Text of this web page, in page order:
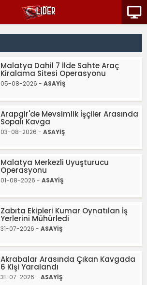
Malatya Dahil 7 İlde Sahte Araç
Kiralama Sitesi Operasyonu
05-08-2026 - ASAYİŞ
Arapgir'de Mevsimlik İşçiler Arasında
Sopalı Kavga
03-08-2026 - ASAYİŞ
Malatya Merkezli Uyuşturucu
Operasyonu
01-08-2026 - ASAYİŞ
Zabıta Ekipleri Kumar Oynatılan İş
Yerlerini Mühürledi
31-07-2026 - ASAYİŞ
Akrabalar Arasında Çıkan Kavgada
6 Kişi Yaralandı
31-07-2026 - ASAYİŞ